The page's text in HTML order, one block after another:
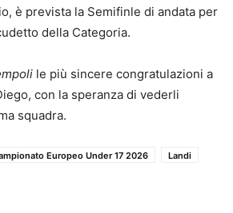
è prevista la Semifinle di andata per
della Categoria.
le più sincere congratulazioni a
con la speranza di vederli
squadra.
Europeo Under 17 2026
Landi